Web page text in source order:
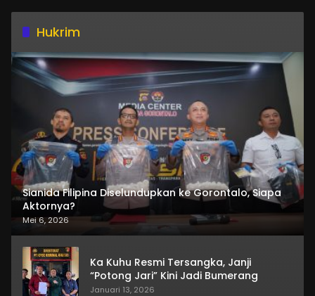
Hukrim
Sianida Filipina Diselundupkan ke Gorontalo, Siapa
Aktornya?
Mei 6, 2026
Ka Kuhu Resmi Tersangka, Janji
“Potong Jari” Kini Jadi Bumerang
Januari 13, 2026